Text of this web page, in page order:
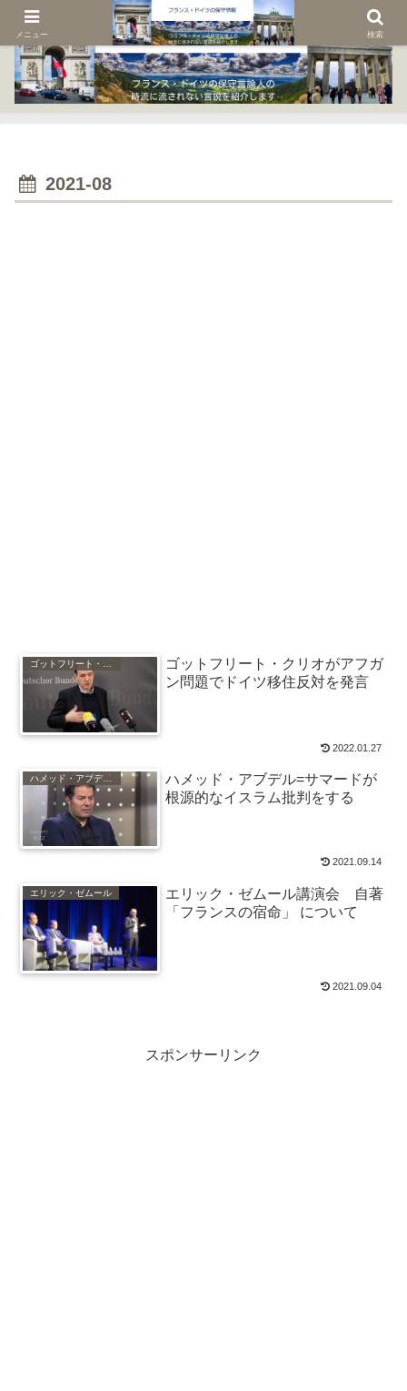
2021-08
ゴットフリート・クリオがアフガ
ン問題でドイツ移住反対を発言
2022.01.27
ハメッド・アブデル=サマードが
根源的なイスラム批判をする
2021.09.14
エリック・ゼムール
エリック・ゼムール講演会 自著
「フランスの宿命」 について
2021.09.04
スポンサーリンク
メニュー 検索